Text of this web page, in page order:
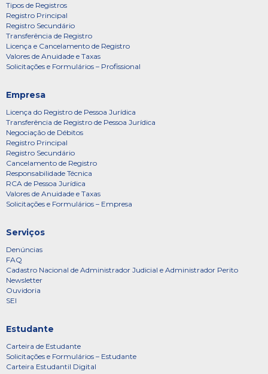
Tipos de Registros
Registro Principal
Registro Secundário
Transferência de Registro
Licença e Cancelamento de Registro
Valores de Anuidade e Taxas
Solicitações e Formulários – Profissional
Empresa
Licença do Registro de Pessoa Jurídica
Transferência de Registro de Pessoa Jurídica
Negociação de Débitos
Registro Principal
Registro Secundário
Cancelamento de Registro
Responsabilidade Técnica
RCA de Pessoa Jurídica
Valores de Anuidade e Taxas
Solicitações e Formulários – Empresa
Serviços
Denúncias
FAQ
Cadastro Nacional de Administrador Judicial e Administrador Perito
Newsletter
Ouvidoria
SEI
Estudante
Carteira de Estudante
Solicitações e Formulários – Estudante
Carteira Estudantil Digital